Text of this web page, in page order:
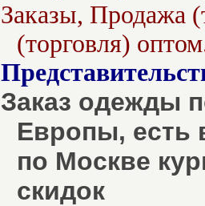
Заказы, Продажа
(торговля)
Заказ одежды
Европы, есть
по Москве
скидок